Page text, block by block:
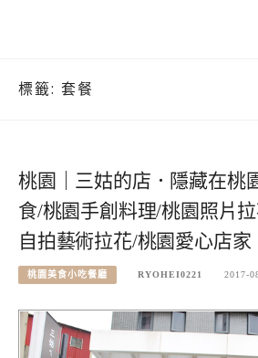
標籤: 套餐
桃園｜三姑的店．隱藏在桃
食/桃園手創料理/桃園照片
自拍藝術拉花/桃園愛心店家
桃園美食小吃餐廳 RYOHEI0221 2017-